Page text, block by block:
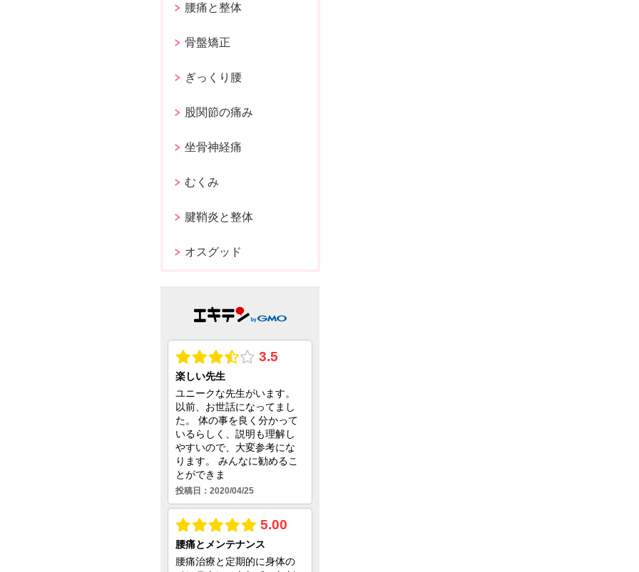
腰痛と整体
骨盤矯正
ぎっくり腰
股関節の痛み
坐骨神経痛
むくみ
腱鞘炎と整体
オスグッド